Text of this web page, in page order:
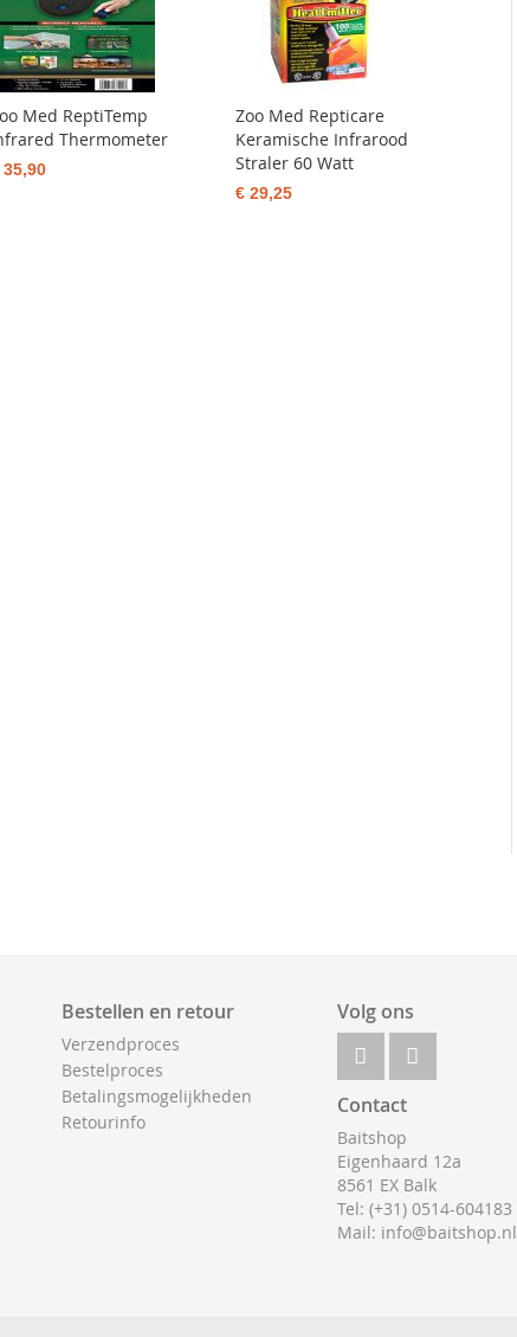
Med ReptiTemp
Thermometer
35,90
Zoo Med Repticare
Keramische Infrarood
Straler 60 Watt
€ 29,25
Bestellen en retour
Verzendproces
Bestelproces
Betalingsmogelijkheden
Retourinfo
Volg ons
Contact
Baitshop
Eigenhaard 12a
8561 EX Balk
Tel: (+31) 0514-604183
Mail: info@baitshop.nl